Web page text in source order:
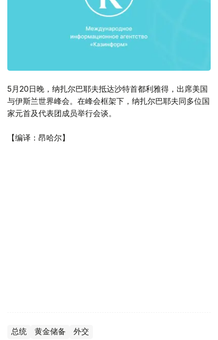
5月20日晚，纳扎尔巴耶夫抵达沙特首都利雅得，出席美国
与伊斯兰世界峰会。在峰会框架下，纳扎尔巴耶夫同多位国
家元首及代表团成员举行会谈。
【编译：昂哈尔】
总统 黄金储备 外交